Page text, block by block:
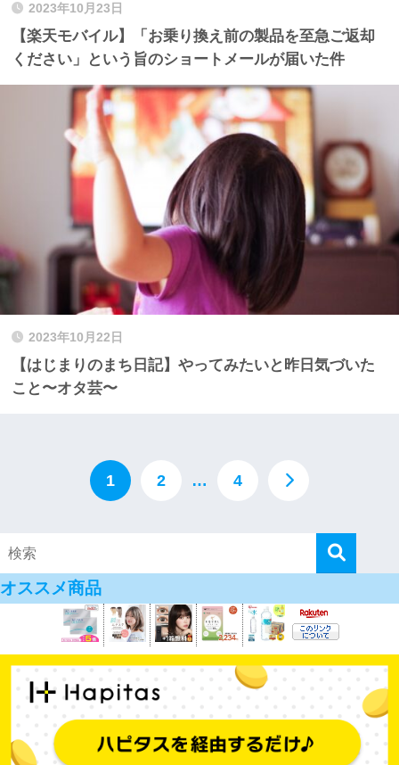
2023年10月23日
【楽天モバイル】「お乗り換え前の製品を至急ご返却
ください」という旨のショートメールが届いた件
2023年10月22日
【はじまりのまち日記】やってみたいと昨日気づいた
こと〜オタ芸〜
1 2 … 4
オススメ商品